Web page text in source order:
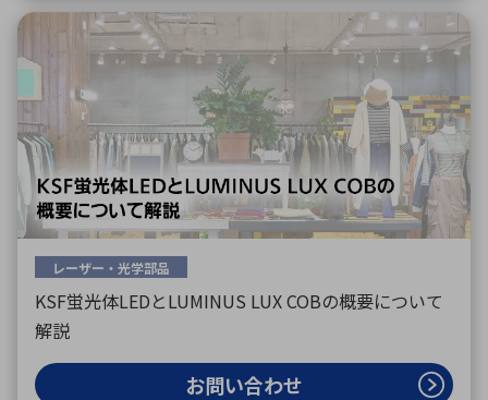
レーザー・光学部品
KSF蛍光体LEDとLUMINUS LUX COBの概要について
解説
お問い合わせ